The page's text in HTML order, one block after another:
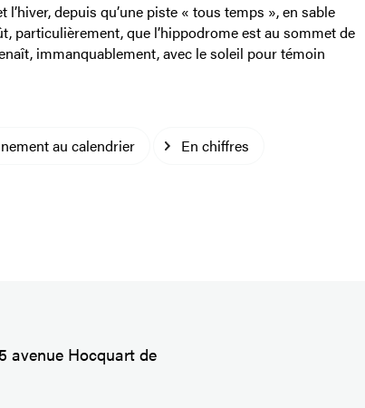
depuis qu’une piste « tous temps », en sable
particulièrement, que l’hippodrome est au sommet de
immanquablement, avec le soleil pour témoin
au calendrier En chiffres
avenue Hocquart de